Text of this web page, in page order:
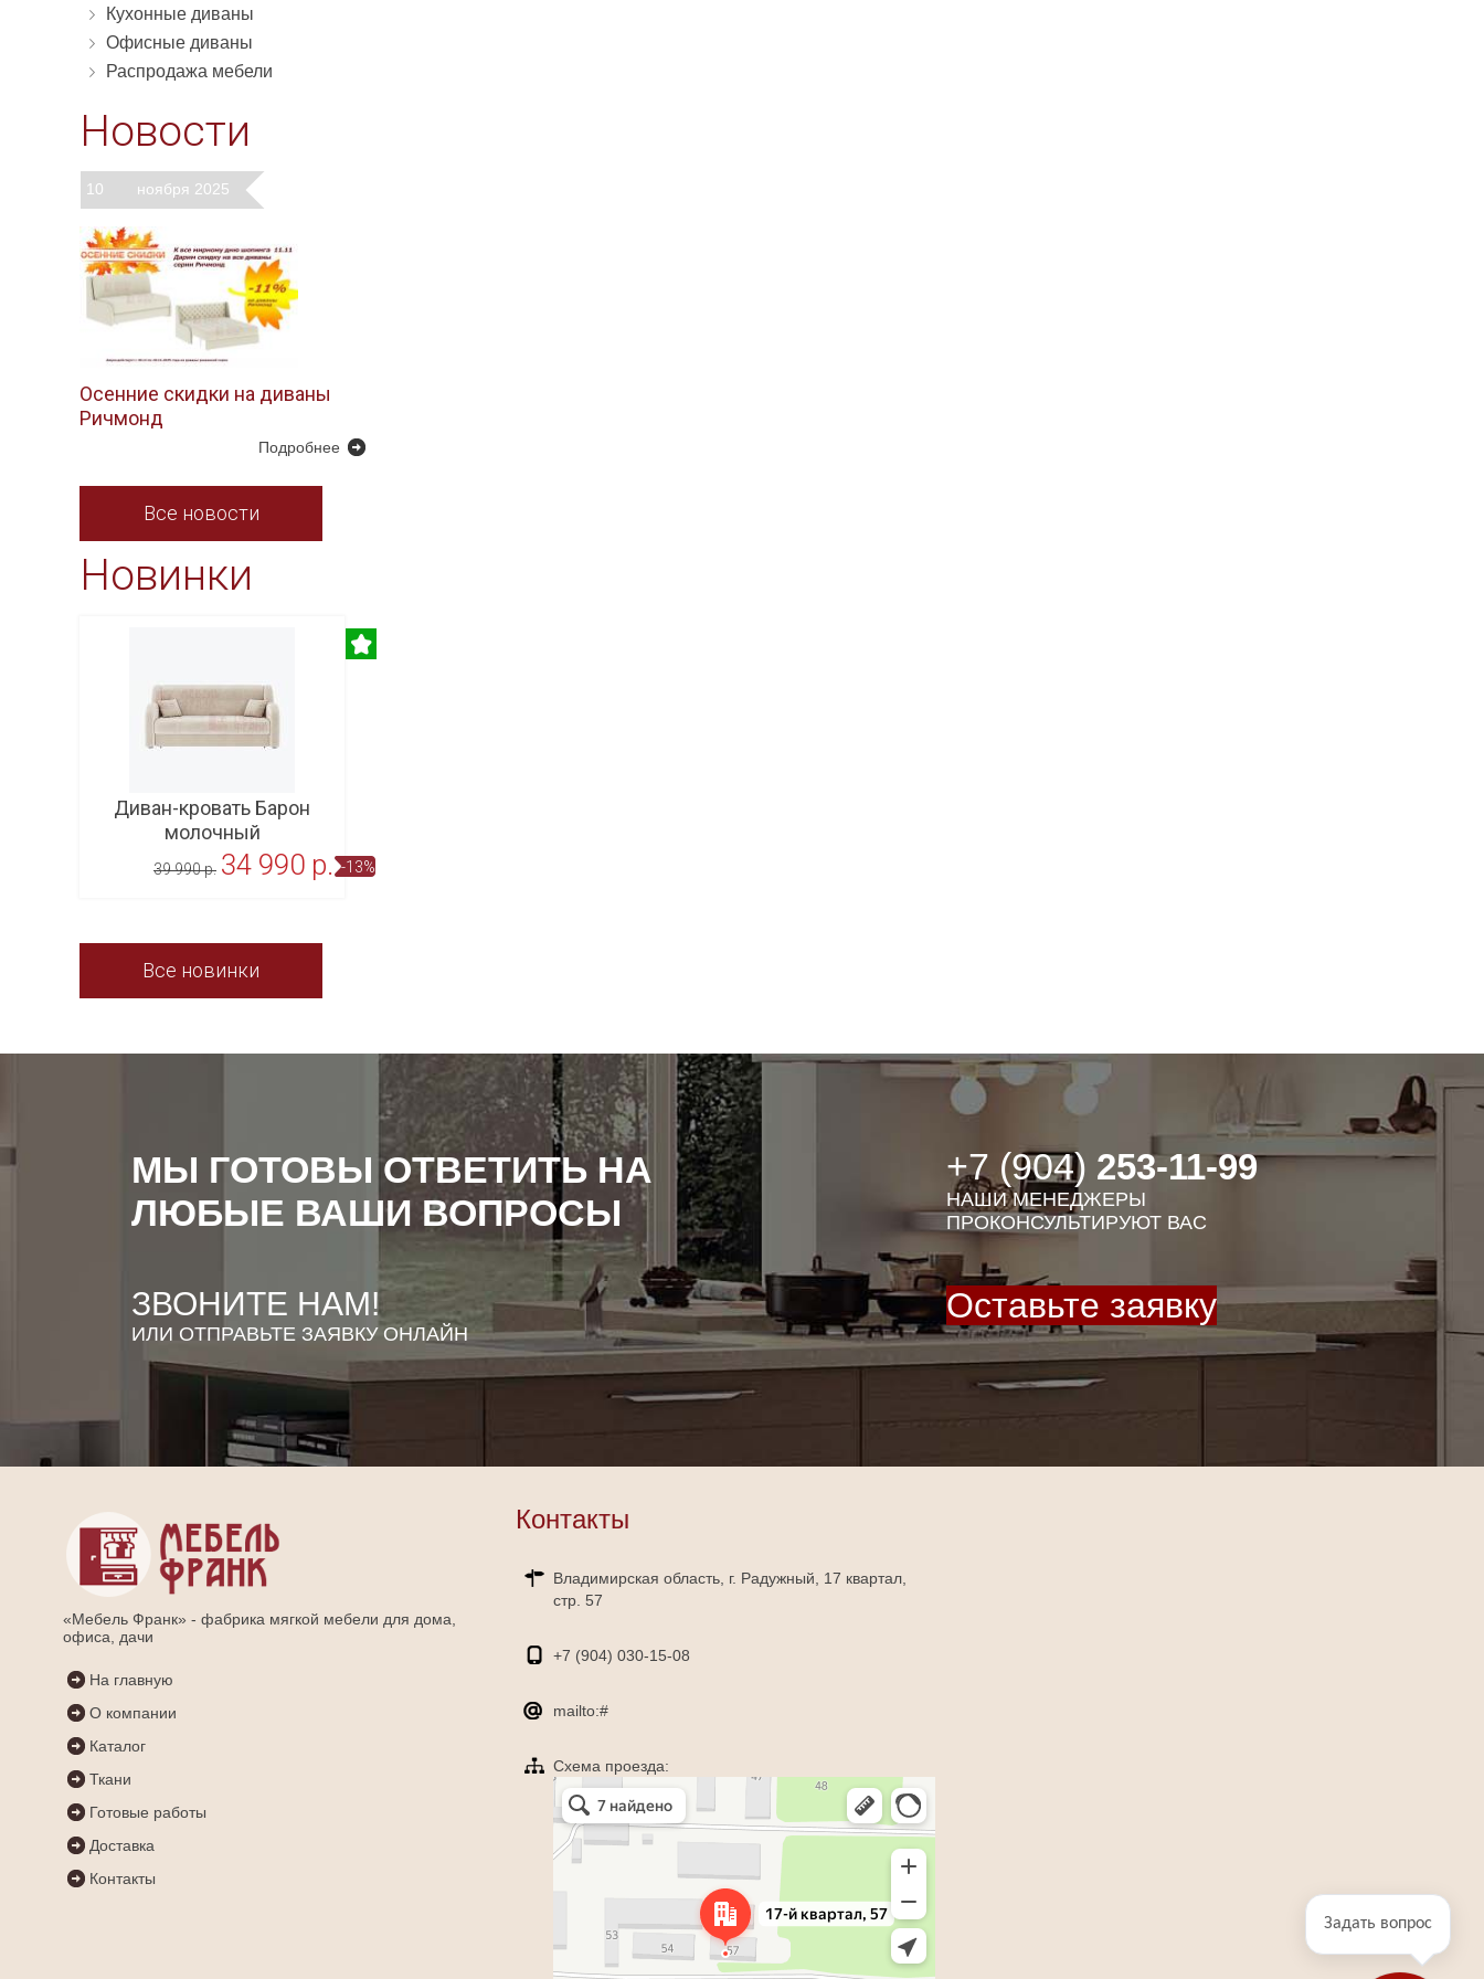
Кухонные диваны
Офисные диваны
Распродажа мебели
Новости
10 ноября 2025
Осенние скидки на диваны
Ричмонд
Подробнее
Все новости
Новинки
Диван-кровать Барон
молочный
39 990 p. -13%
34 990 p.
Все новинки
МЫ ГОТОВЫ ОТВЕТИТЬ НА
ЛЮБЫЕ ВАШИ ВОПРОСЫ
ЗВОНИТЕ НАМ!
ИЛИ ОТПРАВЬТЕ ЗАЯВКУ ОНЛАЙН
+7 (904) 253-11-99
НАШИ МЕНЕДЖЕРЫ
ПРОКОНСУЛЬТИРУЮТ ВАС
Оставьте заявку
«Мебель Франк» - фабрика мягкой мебели для дома,
офиса, дачи
На главную
О компании
Каталог
Ткани
Готовые работы
Доставка
Контакты
Контакты
Владимирская область, г. Радужный, 17 квартал,
стр. 57
+7 (904) 030-15-08
mailto:#
Схема проезда:
Яндекс Карты
Радужный — Яндекс Карты
Задать вопрос